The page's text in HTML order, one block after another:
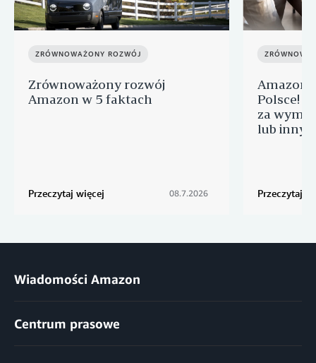
ZRÓWNOWAŻONY ROZWÓJ
Zrównoważony rozwój
Amazon w 5 faktach
Przeczytaj więcej 08.7.2026
Amazon
Polsce!
za
lub
Przeczytaj
Wiadomości Amazon
Centrum prasowe